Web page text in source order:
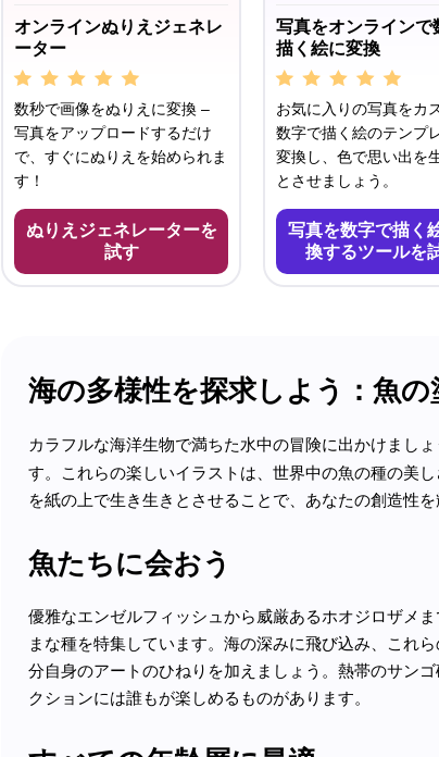
オンラインぬりえジェネレ
ーター
数秒で画像をぬりえに変換 –
写真をアップロードするだけ
で、すぐにぬりえを始められま
す！
ぬりえジェネレーターを
試す
写真をオンラインで
描く絵に変換
お気に入りの写真をカ
数字で描く絵のテンプ
変換し、色で思い出を
とさせましょう。
写真を数字で描く
換するツールを
海の多様性を探求しよう：魚
カラフルな海洋生物で満ちた水中の冒険に出かけまし
す。これらの楽しいイラストは、世界中の魚の種の美
を紙の上で生き生きとさせることで、あなたの創造性を
魚たちに会おう
優雅なエンゼルフィッシュから威厳あるホオジロザメ
まな種を特集しています。海の深みに飛び込み、これ
分自身のアートのひねりを加えましょう。熱帯のサン
クションには誰もが楽しめるものがあります。